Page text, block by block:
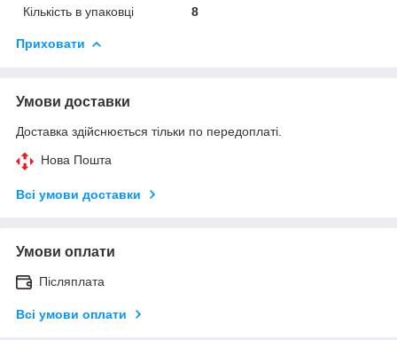
Кількість в упаковці 8
Приховати
Умови доставки
Доставка здійснюється тільки по передоплаті.
Нова Пошта
Всі умови доставки
Умови оплати
Післяплата
Всі умови оплати